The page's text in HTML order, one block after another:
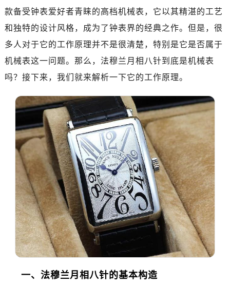
绍兴市越城区胜利东路379号世茂天际中心写字楼8层805室（需提前预约）
嘉兴市南湖区广益路705号嘉兴世界贸易中心写字楼A座13层1304室（需提前预约）
广州市天河区天河路230号万菱汇国际中心写字楼A塔7层704室（需提前预约）
深圳市罗湖区深南东路5001号华润大厦写字楼17层1701室（需提前预约）
惠州市惠城区江北文昌一路7号华贸大厦写字楼1座30层05室（需提前预约）
福州市鼓楼区五四路128-1号恒力城写字楼15层03室（需提前预约）
重庆市江北区观音桥步行街2号融恒时代广场写字楼9层902室（需提前预约）
长沙市芙蓉区定王台街道建湘路393号世茂环球金融中心写字楼（芙蓉广场）10层13室（需提前预约）
郑州市二七区铭功路10号华润大厦写字楼29层2905室（需提前预约）
太原市迎泽区解放路15号亨得利名表服务中心（品牌授权店）3层整层（需提前预约）
沈阳市沈河区中街路137号亨得利名表服务中心（品牌授权店）1层整层（需提前预约）
沈阳市沈河区中街路83号亨得利名表服务中心（品牌授权店）1层整层（需提前预约）
乌鲁木齐市天山区红山路26号时代广场（CCMALL）C座17层17-B（需提前预约）
款备受钟表爱好者青睐的高档机械表，它以其精湛的工艺
和独特的设计风格，成为了钟表界的经典之作。但是，很
多人对于它的工作原理并不是很清楚，特别是它是否属于
机械表这一问题。那么，法穆兰月相八针到底是机械表
吗？接下来，我们就来解析一下它的工作原理。
一、法穆兰月相八针的基本构造